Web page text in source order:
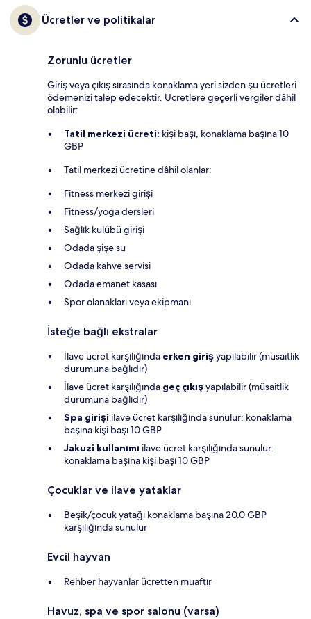
Ücretler ve politikalar
Zorunlu ücretler
Giriş veya çıkış sırasında konaklama yeri sizden şu ücretleri
ödemenizi talep edecektir. Ücretlere geçerli vergiler dâhil
olabilir:
Tatil merkezi ücreti: kişi başı, konaklama başına 10
GBP
Tatil merkezi ücretine dâhil olanlar:
Fitness merkezi girişi
Fitness/yoga dersleri
Sağlık kulübü girişi
Odada şişe su
Odada kahve servisi
Odada emanet kasası
Spor olanakları veya ekipmanı
İsteğe bağlı ekstralar
İlave ücret karşılığında erken girişyapılabilir (müsaitlik
durumuna bağlıdır)
İlave ücret karşılığında geç çıkışyapılabilir (müsaitlik
durumuna bağlıdır)
Spa girişi ilave ücret karşılığında sunulur: konaklama
başına kişi başı 10 GBP
Jakuzi kullanımı ilave ücret karşılığında sunulur:
konaklama başına kişi başı 10 GBP
Çocuklar ve ilave yataklar
Beşik/çocuk yatağı konaklama başına 20.0 GBP
karşılığında sunulur
Evcil hayvan
Rehber hayvanlar ücretten muaftır
Havuz, spa ve spor salonu (varsa)